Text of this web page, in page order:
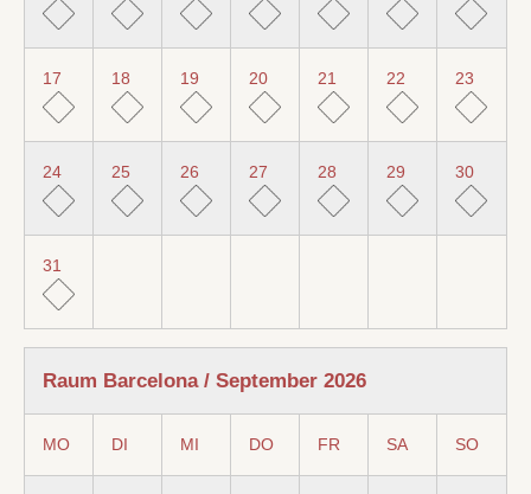
17 18 19 20 21 22 23
24 25 26 27 28 29 30
31
Raum Barcelona / September 2026
MO DI MI DO FR SA SO